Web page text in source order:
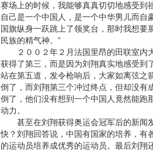
赛场上的时候，我能够真真切切地感受到
自己是一个中国人，是一个中华男儿而
国旗纵身一跃跳上了领奖台，那时我想
民族的精气神。”
２００２年２月法国里昂的田联室内
获得了第三，而是因为刘翔真实地感受到
站在第五道，发令枪响后，大家如离弦之
倒了，而刘翔第三个冲过终点，但却没有
倒了，他们没有想到一个中国人竟然能跑
动力。
甚至在刘翔获得奥运会冠军后的新闻
快？刘翔回答说，中国有国家的培养，有
的运动员培养成优秀的运动员。最后刘翔